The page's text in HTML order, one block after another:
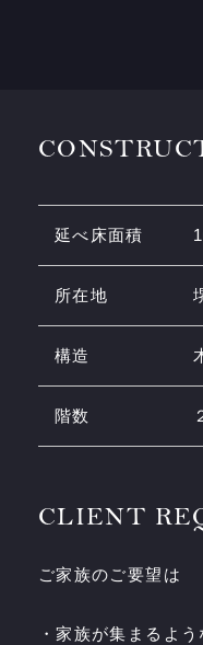
延べ床面積
所在地
構造
階数
CLIENT
ご家族のご要望は
・家族が集まるよ